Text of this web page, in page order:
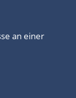
an einer